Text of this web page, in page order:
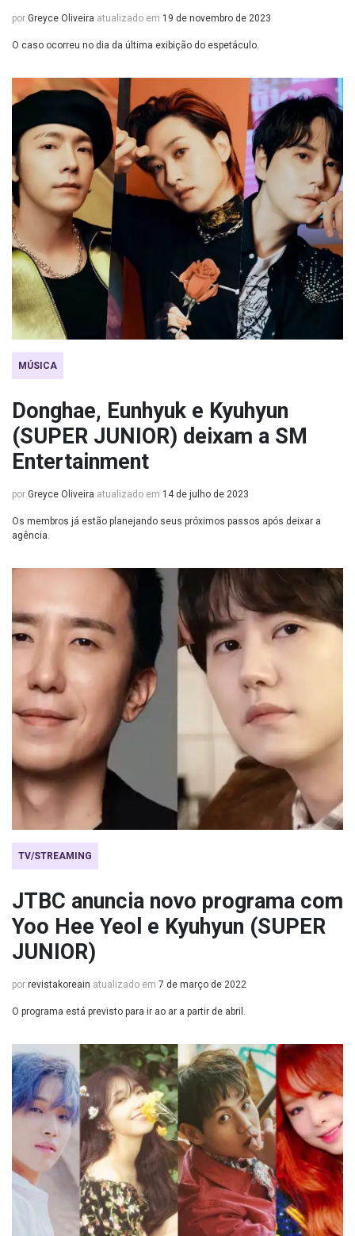
por Greyce Oliveira atualizado em 19 de novembro de 2023
O caso ocorreu no dia da última exibição do espetáculo.
MÚSICA
Donghae, Eunhyuk e Kyuhyun
(SUPER JUNIOR) deixam a SM
Entertainment
por Greyce Oliveira atualizado em 14 de julho de 2023
Os membros já estão planejando seus próximos passos após deixar a
agência.
TV/STREAMING
JTBC anuncia novo programa com
Yoo Hee Yeol e Kyuhyun (SUPER
JUNIOR)
por revistakoreain atualizado em 7 de março de 2022
O programa está previsto para ir ao ar a partir de abril.